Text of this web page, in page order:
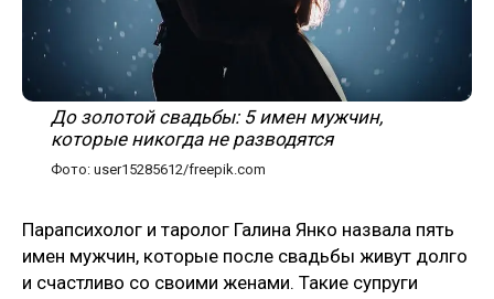
До золотой свадьбы: 5 имен мужчин,
которые никогда не разводятся
Фото: user15285612/freepik.com
Парапсихолог и таролог Галина Янко назвала пять
имен мужчин, которые после свадьбы живут долго
и счастливо со своими женами. Такие супруги